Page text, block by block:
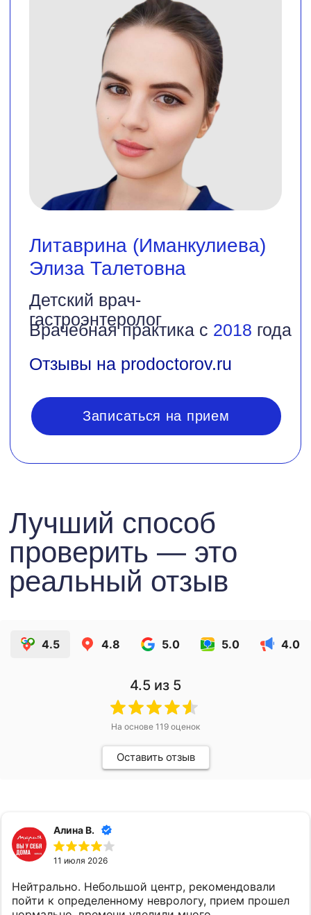
Лучший способ
проверить — это
реальный отзыв
4.5 4.8 5.0 5.0 4.0
4.5 из 5
На основе 119 оценок
Оставить отзыв
Алина В.
11 июля 2026
Нейтрально. Небольшой центр, рекомендовали
пойти к определенному неврологу, прием прошел